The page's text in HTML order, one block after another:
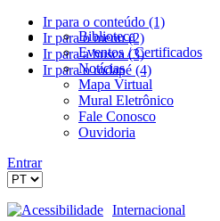
Ir para o conteúdo (1)
Ir para o menu (2)
Ir para a busca (3)
Ir para o rodapé (4)
Biblioteca
Eventos / Certificados
Notícias
Mapa Virtual
Mural Eletrônico
Fale Conosco
Ouvidoria
Entrar
Acessibilidade Internacional